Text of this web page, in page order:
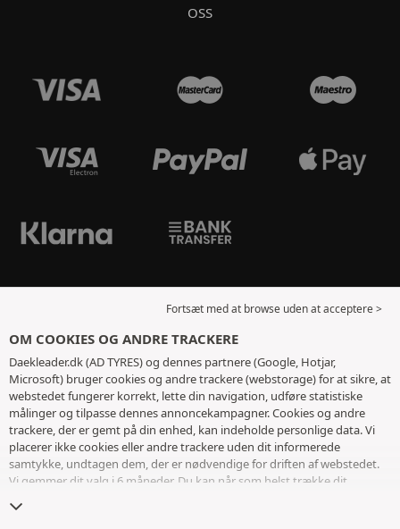
OSS
Fortsæt med at browse uden at acceptere >
OM COOKIES OG ANDRE TRACKERE
Daekleader.dk (AD TYRES) og dennes partnere (Google, Hotjar,
Microsoft) bruger cookies og andre trackere (webstorage) for at sikre, at
webstedet fungerer korrekt, lette din navigation, udføre statistiske
målinger og tilpasse dennes annoncekampagner. Cookies og andre
trackere, der er gemt på din enhed, kan indeholde personlige data. Vi
placerer ikke cookies eller andre trackere uden dit informerede
samtykke, undtagen dem, der er nødvendige for driften af ​​webstedet.
Vi gemmer dit valg i 6 måneder. Du kan når som helst trække dit
kan vælge at fortsætte med at browse uden at acceptere deponering af